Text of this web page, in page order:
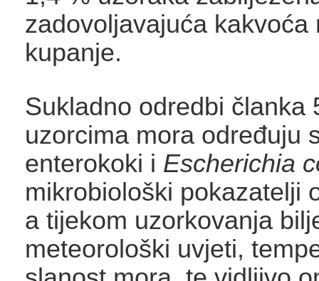
zadovoljavajuća kakvoća
kupanje.
Sukladno odredbi članka
uzorcima mora određuju
enterokoki i Escherichia
mikrobiološki pokazatelji
a tijekom uzorkovanja
meteorološki uvjeti,